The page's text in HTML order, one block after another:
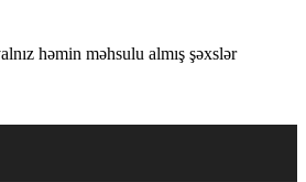
həmin məhsulu almış şəxslər